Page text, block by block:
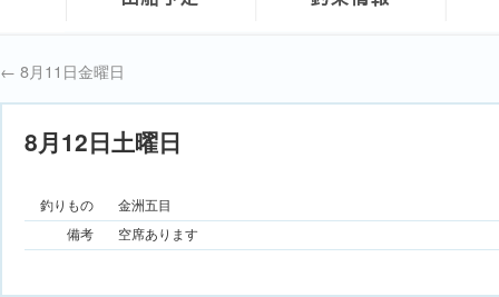
← 8月11日金曜日
8月12日土曜日
釣りもの
金洲五目
備考
空席あります